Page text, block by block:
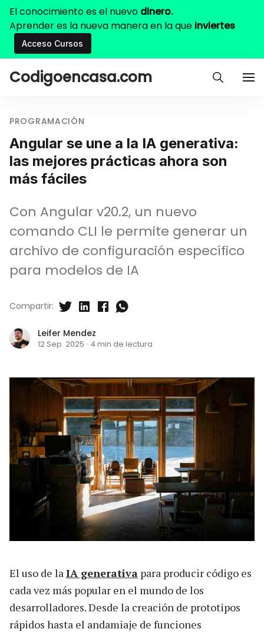
El conocimiento es el nuevo dinero.
Aprender es la nueva manera en la que inviertes
Acceso Cursos
Codigoencasa.com
PROGRAMACIÓN
Angular se une a la IA generativa:
las mejores prácticas ahora son
más fáciles
Con Angular v20.2, un nuevo
comando CLI le permite generar un
archivo de configuración específico
para modelos de IA
Leifer Mendez
12 Sep. 2025 · 4 min de lectura
Compartir:
El uso de la IA generativa para producir código es
cada vez más popular en el mundo de los
desarrolladores. Desde la creación de prototipos
rápidos hasta el andamiaje de funciones